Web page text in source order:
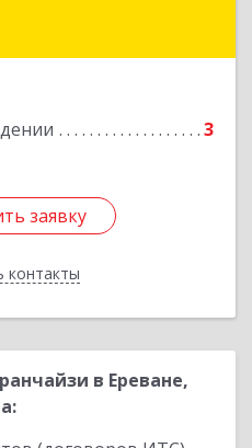
3
заявку
контакты
заявку
в Ереване,